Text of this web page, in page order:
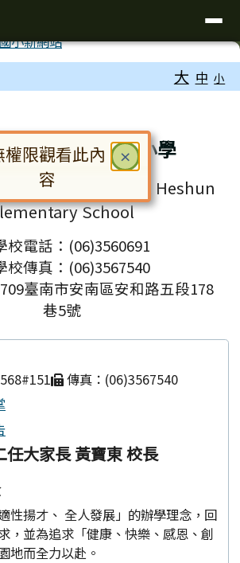
大 中 小
南區和順國民小學
Annan District Heshun
School
校電話：(06)3560691
校傳真：(06)3567540
臺南市安南區安和路五段178
巷5號
傳真：(06)3567540
任大家長 黃寶東 校長
性揚才、 全人發展」的辦學理念，回
，並為追求「健康、快樂、感恩、創
地而全力以赴。
× 關閉
權限觀看此內
容
框已開啟。請使用 Tab 鍵在